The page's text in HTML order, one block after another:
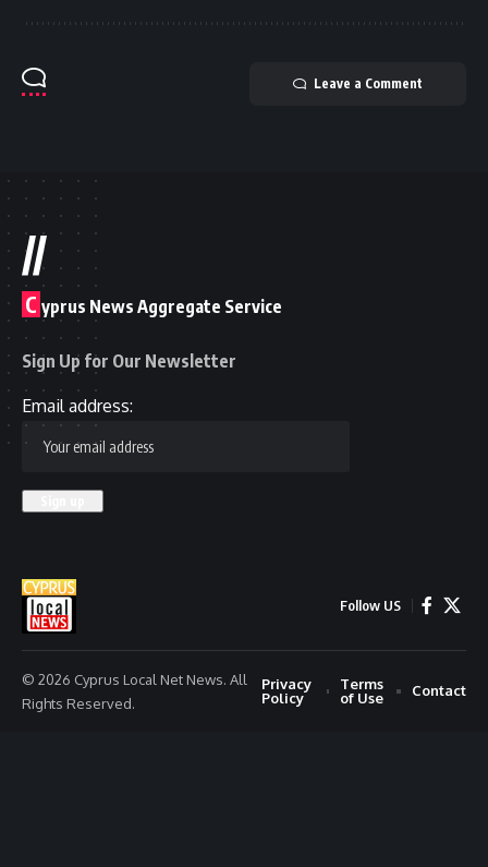
Leave a Comment
//
C yprus News Aggregate Service
Sign Up for Our Newsletter
Email address:
Follow US
© 2026 Cyprus Local Net News. All
Rights Reserved.
Privacy
Policy
Terms
of Use
Contact